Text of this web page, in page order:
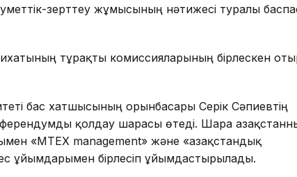
зерттеу жұмысының нәтижесі туралы
тұрақты комиссияларының бірлескен
бас хатшысының орынбасары Серік Сәпиевтің
қолдау шарасы өтеді. Шара
«MTEX management» және «Қазақстандық
ұйымдарымен бірлесіп ұйымдастырылады.